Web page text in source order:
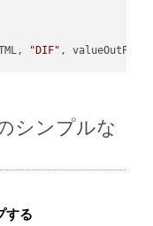
"DIF"
シンプルな
する